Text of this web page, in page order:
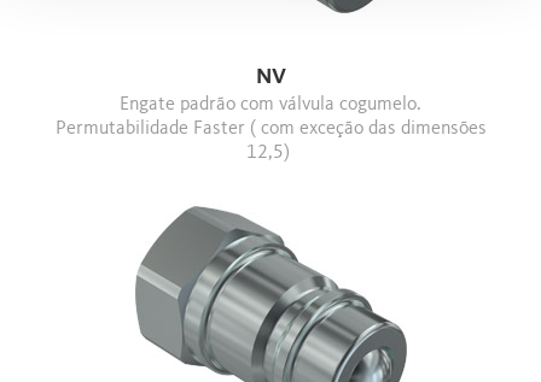
NV
Engate padrão com válvula cogumelo.
Permutabilidade Faster ( com exceção das dimensões
12,5)